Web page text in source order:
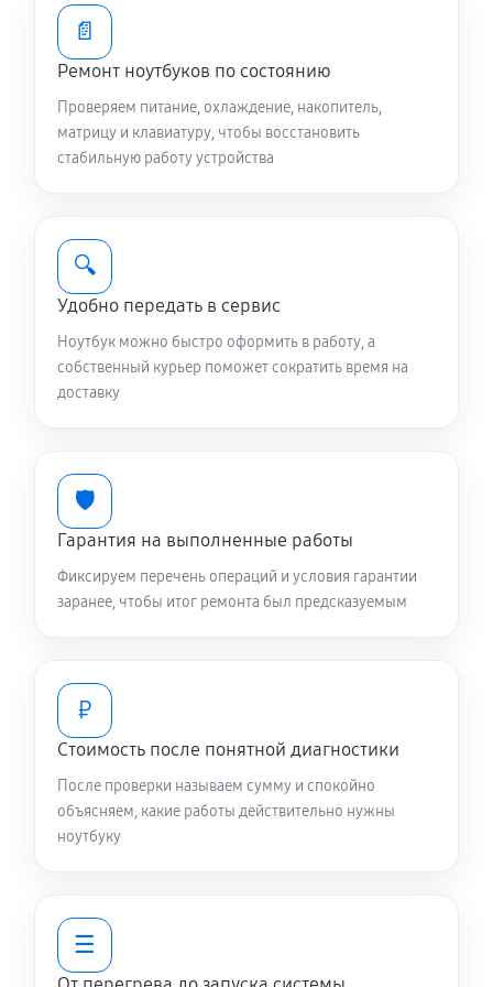
Замена видеокарты ноутбука Asus Zenbook Pro 16X
OLED (UX7602)
1440 руб 60 минут
Настройка ОС ноутбука Asus Zenbook Pro 16X OLED
(UX7602)
980 руб 60 минут
Настройка BIOS ноутбука Asus Zenbook Pro 16X
OLED (UX7602)
840 руб 60 минут
OLED (UX7602)
Ремонт разъема питания
670 руб 60 минут
Замена контроллера питания
📄
Ремонт ноутбуков по состоянию
Проверяем питание, охлаждение, накопитель,
матрицу и клавиатуру, чтобы восстановить
стабильную работу устройства
🔍
Удобно передать в сервис
Ноутбук можно быстро оформить в работу, а
собственный курьер поможет сократить время на
доставку
🛡️
Гарантия на выполненные работы
Фиксируем перечень операций и условия гарантии
заранее, чтобы итог ремонта был предсказуемым
₽
Стоимость после понятной диагностики
После проверки называем сумму и спокойно
объясняем, какие работы действительно нужны
ноутбуку
☰